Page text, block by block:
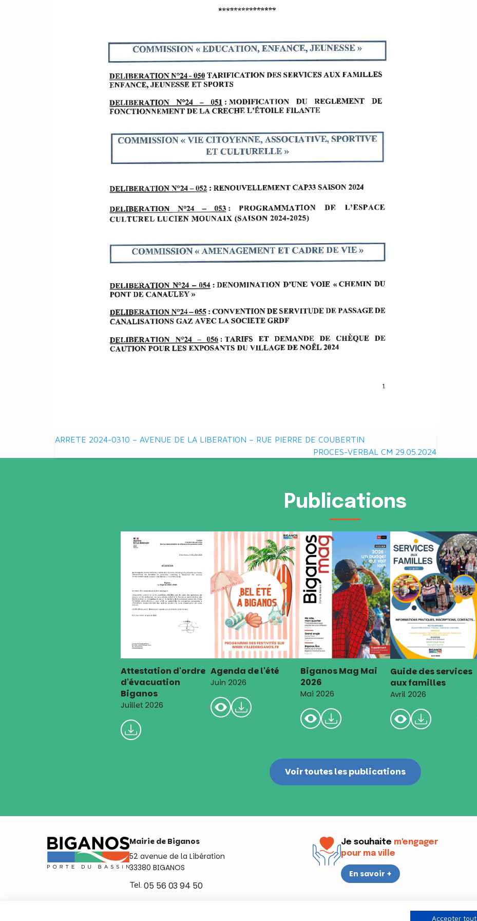
Navigation
ARRETE 2024-0310 – AVENUE DE LA LIBERATION – RUE PIERRE DE COUBERTIN
PROCES-VERBAL CM 29.05.2024
Publications
Attestation d'ordre
d'évacuation
Biganos
Juillet 2026
Agenda de l'été
Juin 2026
Biganos Mag Mai
2026
Mai 2026
Guide des services
aux familles
Avril 2026
Voir toutes les publications
Mairie de Biganos
52 avenue de la Libération
33380 BIGANOS
Tel. 05 56 03 94 50
Je souhaite m'engager
pour ma ville
En savoir +
Accepter tout